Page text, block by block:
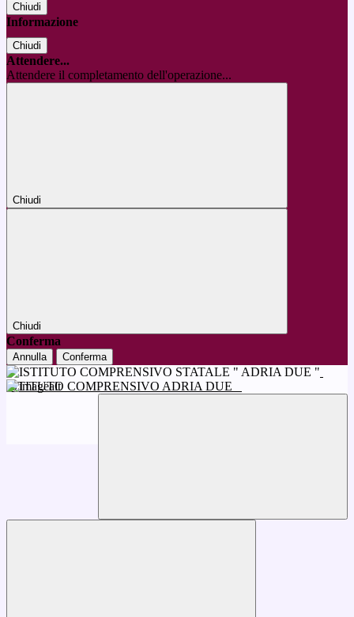
Chiudi
Informazione
Chiudi
Attendere...
Attendere il completamento dell'operazione...
Chiudi
Chiudi
Conferma
Annulla Conferma
ISTITUTO COMPRENSIVO ADRIA DUE